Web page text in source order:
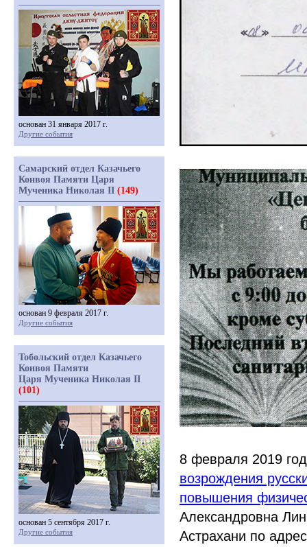
8 февраля 2019
возрождения
повышения
Александровна
Астрахани по
основан 31 января 2017 г.
Другие события
Самарский отдел Казачьего
Конвоя Памяти Царя
Мученика Николая II (149)
основан 9 февраля 2017 г.
Другие события
Тобольский отдел Казачьего
Конвоя Памяти
Царя Мученика Николая II
(101)
основан 5 сентября 2017 г.
Другие события